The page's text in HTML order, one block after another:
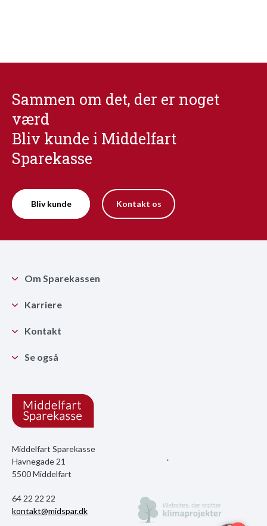
Sammen om det, der er noget
værd
Bliv kunde i Middelfart
Sparekasse
Bliv kunde Kontakt os
Middelfart Sparekasse
Havnegade 21
5500 Middelfart
64 22 22 22
kontakt@midspar.dk
Om Sparekassen
Karriere
Kontakt
Se også